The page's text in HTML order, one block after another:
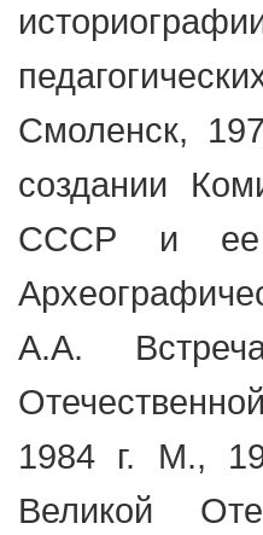
Смоленск,
создании
СССР и ее
А.А.
1984 г. М.,
Великой